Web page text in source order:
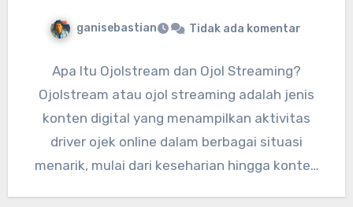
ganisebastian Tidak ada komentar
Apa Itu Ojolstream dan Ojol Streaming?
Ojolstream atau ojol streaming adalah jenis
konten digital yang menampilkan aktivitas
driver ojek online dalam berbagai situasi
menarik, mulai dari keseharian hingga konten